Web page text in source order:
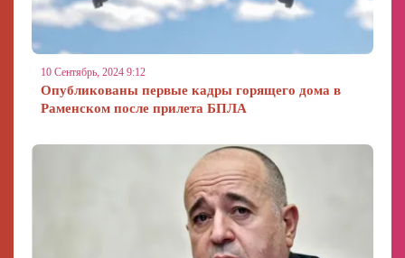
10 Сентябрь, 2024 9:12
Опубликованы первые кадры горящего дома в
Раменском после прилета БПЛА